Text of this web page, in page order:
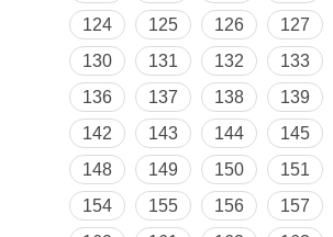
124
125 126 127
130
131 132 133
136
137 138 139
142
143 144 145
148
149 150 151
154
155 156 157